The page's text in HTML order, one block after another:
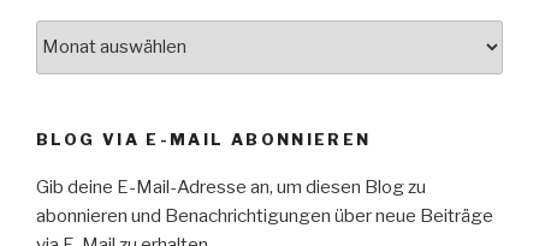
BLOG VIA E-MAIL ABONNIEREN
Gib deine E-Mail-Adresse an, um diesen Blog zu
abonnieren und Benachrichtigungen über neue Beiträge